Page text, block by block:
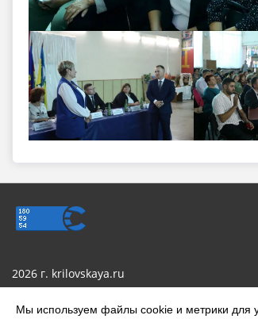
Мы используем файлы cookie и метрики для
2026 г. krilovskaya.ru
Сделано на KubCMS